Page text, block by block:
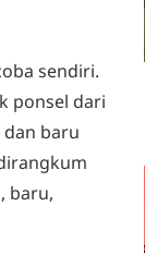
sendiri.
ponsel dari
baru
baru,